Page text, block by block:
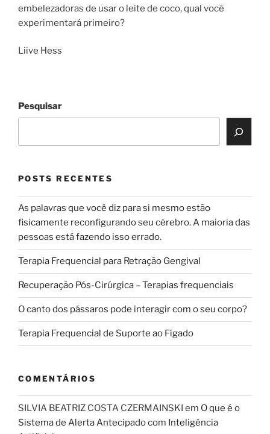
embelezadoras de usar o leite de coco, qual você
experimentará primeiro?
Liive Hess
Pesquisar
POSTS RECENTES
As palavras que você diz para si mesmo estão
fisicamente reconfigurando seu cérebro. A maioria das
pessoas está fazendo isso errado.
Terapia Frequencial para Retração Gengival
Recuperação Pós-Cirúrgica – Terapias frequenciais
O canto dos pássaros pode interagir com o seu corpo?
Terapia Frequencial de Suporte ao Fígado
COMENTÁRIOS
SILVIA BEATRIZ COSTA CZERMAINSKI em O que é o
Sistema de Alerta Antecipado com Inteligência